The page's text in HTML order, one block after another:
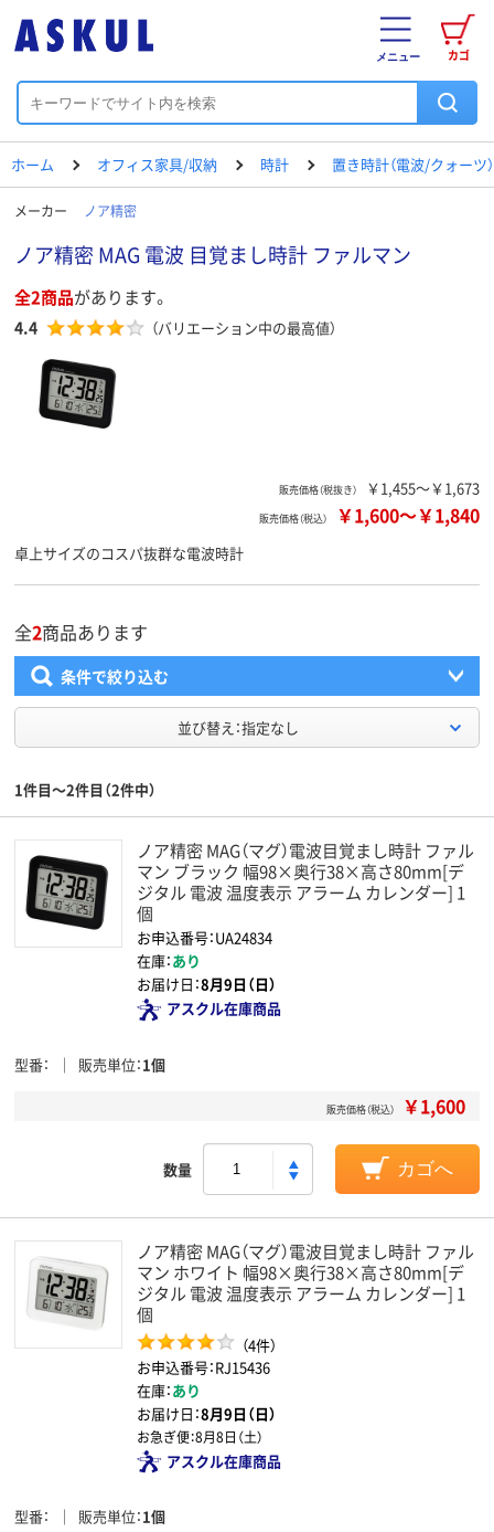
カゴ
メニュー
ホーム オフィス家具/収納 時計 置き時計（電波/クォーツ）
メーカー ノア精密
ノア精密 MAG 電波 目覚まし時計 ファルマン
全2商品があります。
4.4 （バリエーション中の最高値）
販売価格（税抜き） ￥1,455～￥1,673
販売価格（税込） ￥1,600～￥1,840
卓上サイズのコスパ抜群な電波時計
全2商品あります
条件で絞り込む
並び替え：指定なし
1件目～2件目（2件中）
ノア精密 MAG（マグ）電波目覚まし時計 ファル
マン ブラック 幅98×奥行38×高さ80mm[デ
ジタル 電波 温度表示 アラーム カレンダー] 1
個
お申込番号：UA24834
在庫：あり
お届け日：8月9日（日）
アスクル在庫商品
型番 販売単位 1個
販売価格（税込） ￥1,600
数量 カゴへ
ノア精密 MAG（マグ）電波目覚まし時計 ファル
マン ホワイト 幅98×奥行38×高さ80mm[デ
ジタル 電波 温度表示 アラーム カレンダー] 1
個
（4件）
お申込番号：RJ15436
在庫：あり
お届け日：8月9日（日）
お急ぎ便：8月8日（土）
アスクル在庫商品
型番 販売単位 1個